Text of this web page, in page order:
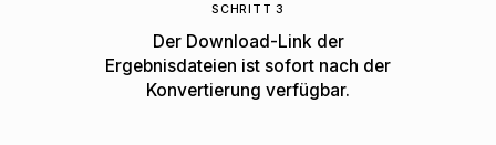
SCHRITT 3
Der Download-Link der
Ergebnisdateien ist sofort nach der
Konvertierung verfügbar.